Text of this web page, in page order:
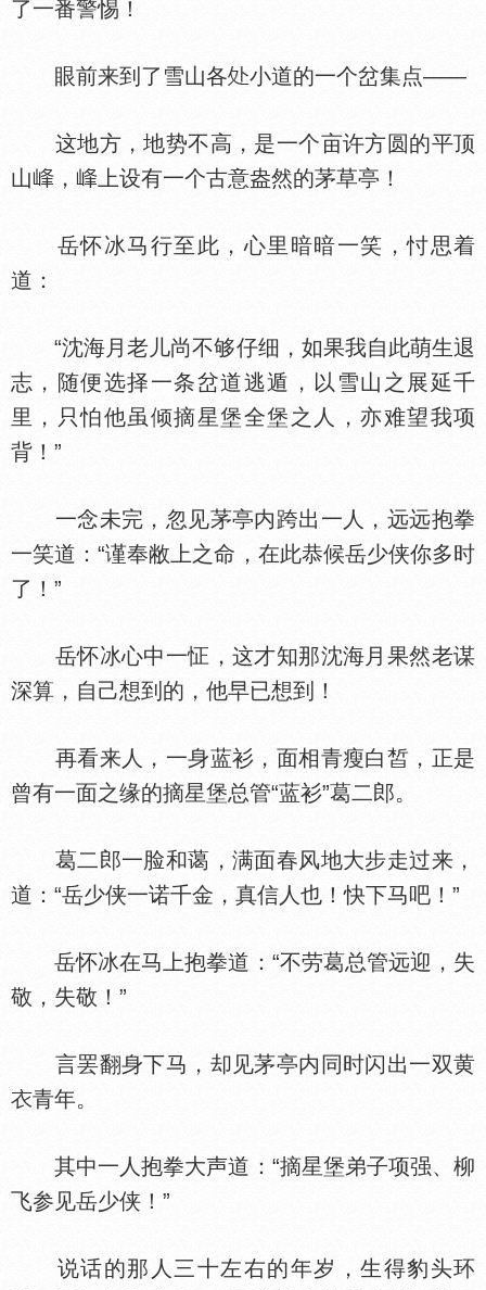
了一番警惕！
眼前来到了雪山各 小道的一个岔集点——
这地方，地势不高，是一个亩许方圆的平顶
山
， 上设有一个古意盎然的茅草亭！
岳怀冰马行至此，心里暗暗一笑，忖思着
道：
“沈海月老儿尚不够仔细，如果我自此萌生退
志，随便选择一条岔道逃遁，以雪山之展延千
里，只怕他虽倾摘星堡全堡之人，亦难望我项
背！”
一念未完，忽见茅亭内跨出一人，远远抱拳
一笑道：“谨奉敝上之命，在此恭候岳少侠你多时
了！”
岳怀冰心中一怔，这才知那沈海月果然老谋
深算，自己想到的，他早已想到！
再看来人，一身蓝衫，面相青瘦白皙，正是
曾有一面之缘的摘星堡总管“蓝衫”葛二郎。
葛二郎一脸和蔼，满面春风地大步走过来，
道：“岳少侠一诺千金，真信人也！快下马吧！”
岳怀冰在马上抱拳道：“不劳葛总管远迎，失
敬，失敬！”
言罢翻身下马，却见茅亭内同时闪出一双黄
青年。
其中一人抱拳大声道：“摘星堡弟子项强、柳
飞参见岳少侠！”
说话的那人三十左右的年岁，生得豹头环